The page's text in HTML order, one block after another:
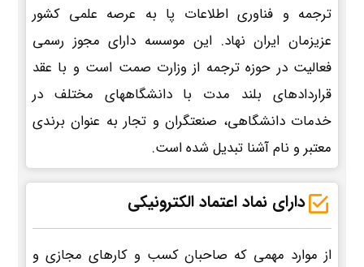
ترجمه و فناوری اطلاعات پا به عرصه علمی کشور
عزیزمان ایران نهاد. این موسسه دارای مجوز رسمی
فعالیت در حوزه ترجمه از وزارت صمت است و با عقد
قراردادهای بلند مدت با دانشگاههای مختلف در
خدمات دانشگاهی، صنعتگران و تجار به عنوان برندی
معتبر و نام آشنا تبدیل شده است.
دارای نماد اعتماد الکترونیکی
از موارد مهمی که صاحبان کسب و کارهای مجازی و